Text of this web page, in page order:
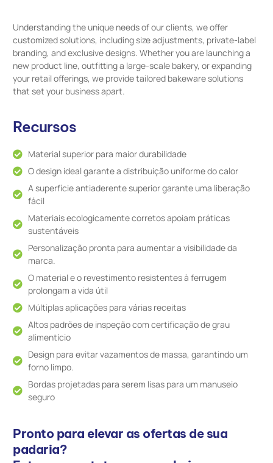
Understanding the unique needs of our clients, we offer
customized solutions, including size adjustments, private-label
branding, and exclusive designs. Whether you are launching a
new product line, outfitting a large-scale bakery, or expanding
your retail offerings, we provide tailored bakeware solutions
that set your business apart.
Recursos
Material superior para maior durabilidade
O design ideal garante a distribuição uniforme do calor
A superfície antiaderente superior garante uma liberação
fácil
Materiais ecologicamente corretos apoiam práticas
sustentáveis
Personalização pronta para aumentar a visibilidade da
marca.
O material e o revestimento resistentes à ferrugem
prolongam a vida útil
Múltiplas aplicações para várias receitas
Altos padrões de inspeção com certificação de grau
alimentício
Design para evitar vazamentos de massa, garantindo um
forno limpo.
Bordas projetadas para serem lisas para um manuseio
seguro
Pronto para elevar as ofertas de sua
padaria?